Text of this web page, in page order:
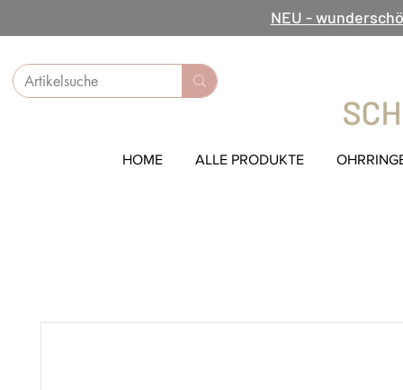
NEU -
HOME ALLE PRODUKTE